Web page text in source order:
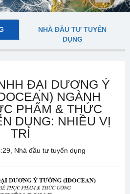
NHÀ ĐẦU TƯ TUYỂN
DỤNG
ĐẠI DƯƠNG Ý
NGÀNH
PHẨM & THỨC
DỤNG: NHIỀU VỊ
TRÍ
Nhà đầu tư tuyển dụng